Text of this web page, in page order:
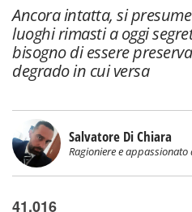
Ancora intatta, si
luoghi rimasti a oggi
bisogno di essere
degrado in cui versa
Salvatore Di Chiara
Ragioniere e
41.016